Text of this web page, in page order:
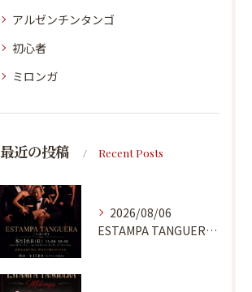
アルゼンチンタンゴ
初心者
ミロンガ
最近の投稿 Recent Posts
2026/08/06
ESTAMPA TANGUERA MILONGA